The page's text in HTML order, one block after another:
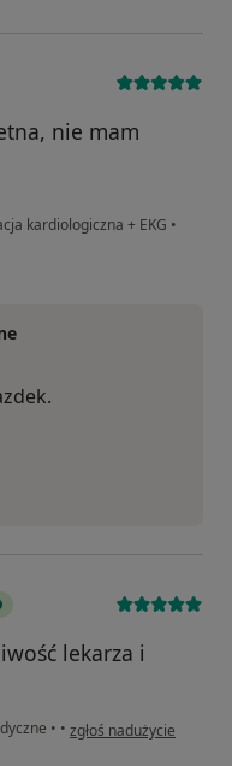
nie mam
kardiologiczna + EKG •
lekarza i
• • w opinii użytkownika
zgłoś nadużycie